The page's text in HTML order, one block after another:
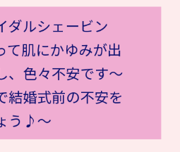
ダルシェービン
て肌にかゆみが出
、色々不安です〜
結婚式前の不安を
う♪〜